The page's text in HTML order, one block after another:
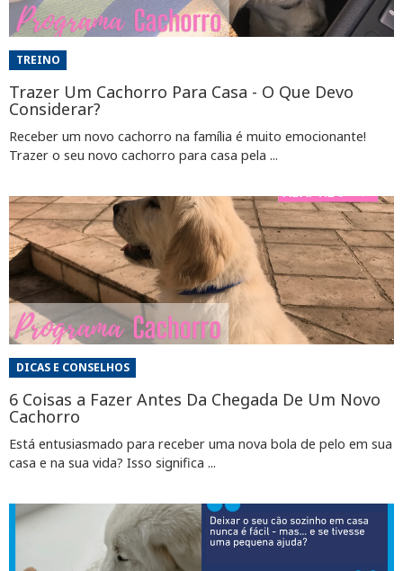
TREINO
Trazer Um Cachorro Para Casa - O Que Devo
Considerar?
Receber um novo cachorro na família é muito emocionante!
Trazer o seu novo cachorro para casa pela ...
DICAS E CONSELHOS
6 Coisas a Fazer Antes Da Chegada De Um Novo
Cachorro
Está entusiasmado para receber uma nova bola de pelo em sua
casa e na sua vida? Isso significa ...